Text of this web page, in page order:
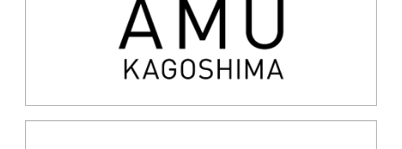
1F
グロッサリー・コーヒー
豆・酒類
2F
インド料理（ナン カレ
ー タンドリー ドリンク）
インド料理 ビスヌ